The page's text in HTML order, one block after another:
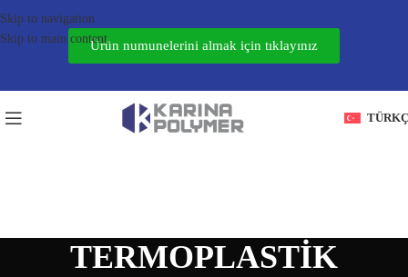
Skip to navigation
Skip to main contentÜrün numunelerini almak için tıklayınız
TERMOPLASTIK